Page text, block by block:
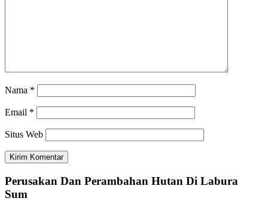
Nama *
Email *
Situs Web
Perusakan Dan Perambahan Hutan Di Labura
Sum